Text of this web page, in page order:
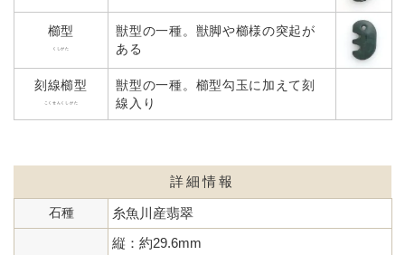
櫛型
くしがた
獣型の一種。獣脚や櫛様の突起が
ある
刻線櫛型
こくせんくしがた
獣型の一種。櫛型勾玉に加えて刻
線入り
詳細情報
石種 糸魚川産翡翠
縦：約29.6mm